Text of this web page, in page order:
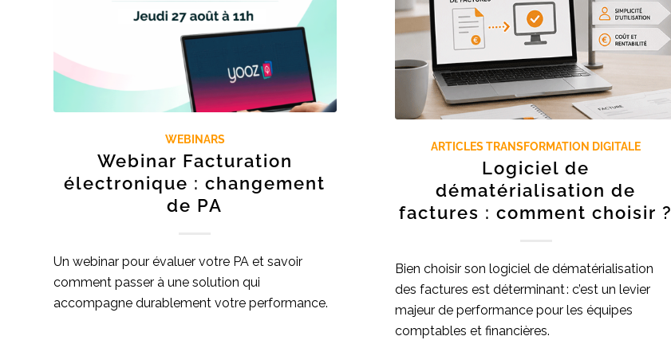
WEBINARS
Webinar Facturation
électronique : changement
de PA
Un webinar pour évaluer votre PA et savoir
comment passer à une solution qui
accompagne durablement votre performance.
ARTICLES TRANSFORMATION DIGITALE
Logiciel de
dématérialisation de
factures : comment choisir ?
Bien choisir son logiciel de dématérialisation
des factures est déterminant : c’est un levier
majeur de performance pour les équipes
comptables et financières.